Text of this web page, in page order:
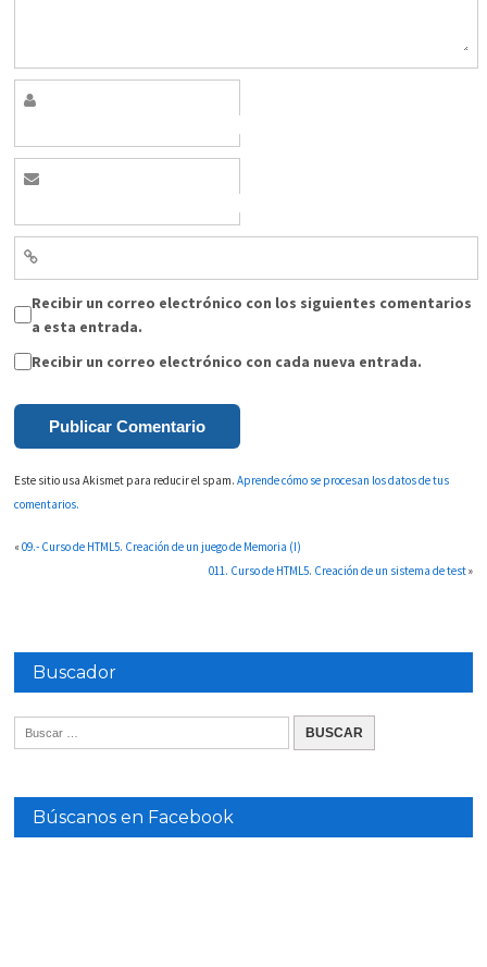
Recibir un correo electrónico con los siguientes comentarios
a esta entrada.
Recibir un correo electrónico con cada nueva entrada.
Este sitio usa Akismet para reducir el spam.Aprende cómo se procesan los datos de tus
comentarios.
«09.- Curso de HTML5. Creación de un juego de Memoria (I)
011. Curso de HTML5. Creación de un sistema de test»
Buscador
Búscanos en Facebook